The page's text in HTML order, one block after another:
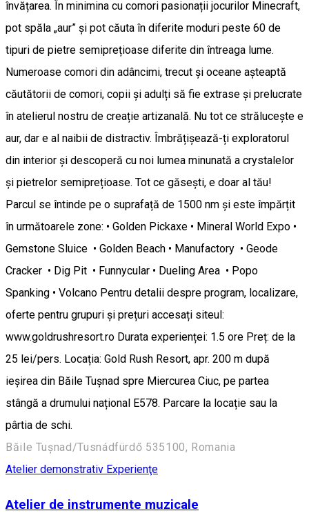
învățarea. În minimina cu comori pasionații jocurilor Minecraft,
pot spăla „aur” și pot căuta în diferite moduri peste 60 de
tipuri de pietre semiprețioase diferite din întreaga lume.
Numeroase comori din adâncimi, trecut și oceane așteaptă
căutătorii de comori, copii și adulți să fie extrase și prelucrate
în atelierul nostru de creație artizanală. Nu tot ce strălucește e
aur, dar e al naibii de distractiv. Îmbrățișează-ți exploratorul
din interior și descoperă cu noi lumea minunată a crystalelor
și pietrelor semiprețioase. Tot ce găsești, e doar al tău!
Parcul se întinde pe o suprafață de 1500 nm și este împărțit
în următoarele zone: • Golden Pickaxe • Mineral World Expo •
Gemstone Sluice • Golden Beach • Manufactory • Geode
Cracker • Dig Pit • Funnycular • Dueling Area • Popo
Spanking • Volcano Pentru detalii despre program, localizare,
oferte pentru grupuri și prețuri accesați siteul:
www.goldrushresort.ro Durata experienței: 1.5 ore Preț: de la
25 lei/pers. Locația: Gold Rush Resort, apr. 200 m după
ieșirea din Băile Tușnad spre Miercurea Ciuc, pe partea
stângă a drumului național E578. Parcare la locație sau la
pârtia de schi.
Băile Tușnad/Tusnádfürdő 535100, Romania
Atelier demonstrativ Experienţe
Atelier de instrumente muzicale